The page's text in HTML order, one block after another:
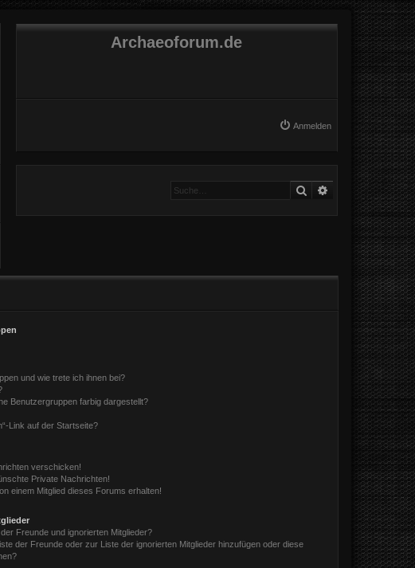
Archaeoforum.de
Anmelden
Suche Erweiterte Suche
und wie trete ich ihnen bei?
Benutzergruppen farbig dargestellt?
Link auf der Startseite?
verschicken!
Private Nachrichten!
einem Mitglied dieses Forums erhalten!
Freunde und ignorierten Mitglieder?
der Freunde oder zur Liste der ignorierten Mitglieder hinzufügen oder diese